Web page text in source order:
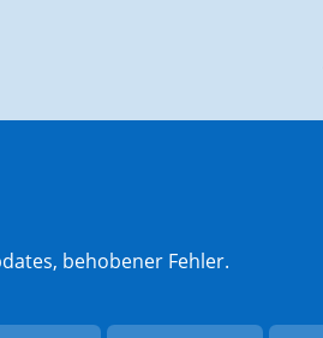
behobener Fehler.